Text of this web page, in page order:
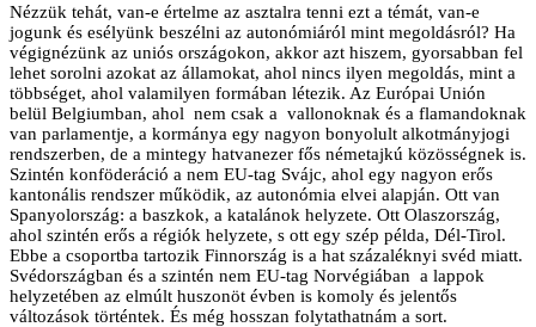
Nézzük tehát, van-e értelme az asztalra tenni ezt a témát, van-e
jogunk és esélyünk beszélni az autonómiáról mint megoldásról? Ha
végignézünk az uniós országokon, akkor azt hiszem, gyorsabban fel
lehet sorolni azokat az államokat, ahol nincs ilyen megoldás, mint a
többséget, ahol valamilyen formában létezik. Az Európai Unión
belül Belgiumban, ahol nem csak a vallonoknak és a flamandoknak
van parlamentje, a kormánya egy nagyon bonyolult alkotmányjogi
rendszerben, de a mintegy hatvanezer fős németajkú közösségnek is.
Szintén konföderáció a nem EU-tag Svájc, ahol egy nagyon erős
kantonális rendszer működik, az autonómia elvei alapján. Ott van
Spanyolország: a baszkok, a katalánok helyzete. Ott Olaszország,
ahol szintén erős a régiók helyzete, s ott egy szép példa, Dél-Tirol.
Ebbe a csoportba tartozik Finnország is a hat százaléknyi svéd miatt.
Svédországban és a szintén nem EU-tag Norvégiában a lappok
helyzetében az elmúlt huszonöt évben is komoly és jelentős
változások történtek. És még hosszan folytathatnám a sort.